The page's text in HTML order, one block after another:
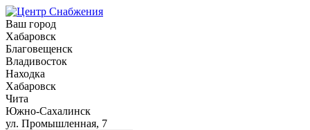
Ваш город
Хабаровск
Благовещенск
Владивосток
Находка
Хабаровск
Чита
Южно-Сахалинск
ул. Промышленная, 7